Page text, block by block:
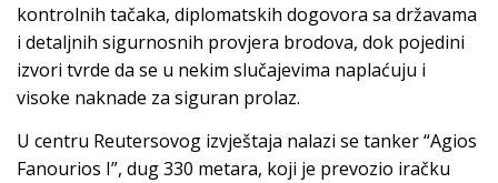
kontrolnih tačaka, diplomatskih dogovora sa državama
i detaljnih sigurnosnih provjera brodova, dok pojedini
izvori tvrde da se u nekim slučajevima naplaćuju i
visoke naknade za siguran prolaz.
U centru Reutersovog izvještaja nalazi se tanker “Agios
Fanourios I”, dug 330 metara, koji je prevozio iračku